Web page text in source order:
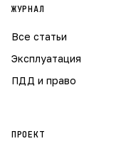
ЖУРНАЛ
Все статьи
Эксплуатация
ПДД и право
ПРОЕКТ